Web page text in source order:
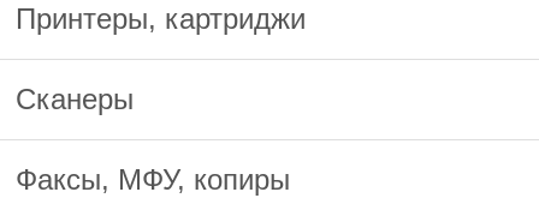
Принтеры, картриджи
Сканеры
Факсы, МФУ, копиры